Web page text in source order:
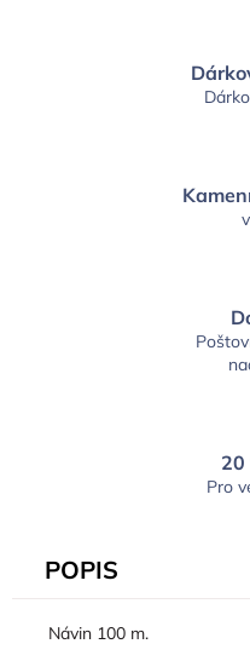
20
Pro
POPIS
Návin 100 m.